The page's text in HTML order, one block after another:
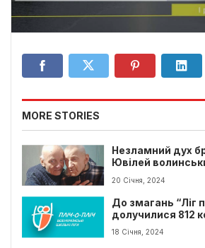
MORE STORIES
Незламний дух
Ювілей
20 Січня, 2024
До змагань “Ліг
долучилися 812
18 Січня, 2024